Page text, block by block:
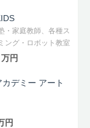
・家庭教師、各種ス
ング・ロボット教室
円
デミー アート
円